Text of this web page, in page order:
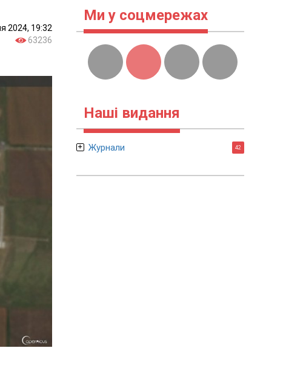
2024, 19:32
63236
Ми у соцмережах
Наші видання
Журнали 42